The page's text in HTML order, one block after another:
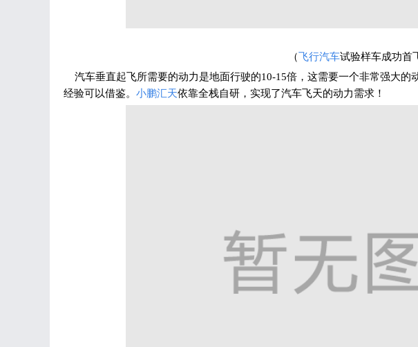
（飞行汽车试验样车成功首
汽车垂直起飞所需要的动力是地面行驶的10-15倍，这需要一个非常强大的
经验可以借鉴。 小鹏汇天依靠全栈自研，实现了汽车飞天的动力需求！